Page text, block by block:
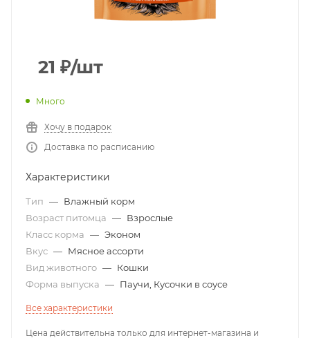
21 ₽/шт
Много
Хочу в подарок
Доставка по расписанию
Характеристики
Тип — Влажный корм
Возраст питомца — Взрослые
Класс корма — Эконом
Вкус — Мясное ассорти
Вид животного — Кошки
Форма выпуска — Паучи, Кусочки в соусе
Все характеристики
Цена действительна только для интернет-магазина и